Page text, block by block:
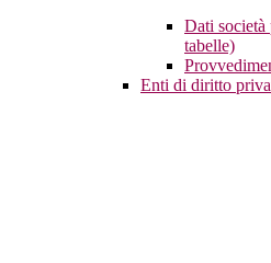
Dati società
tabelle)
Enti di diritto